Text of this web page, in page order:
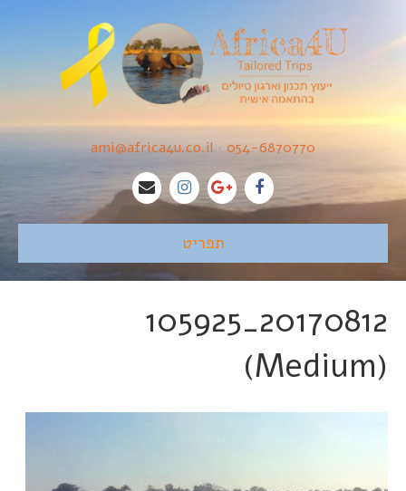
054-6870770
•
ami@africa4u.co.il
תפריט
20170812_105925
(Medium)